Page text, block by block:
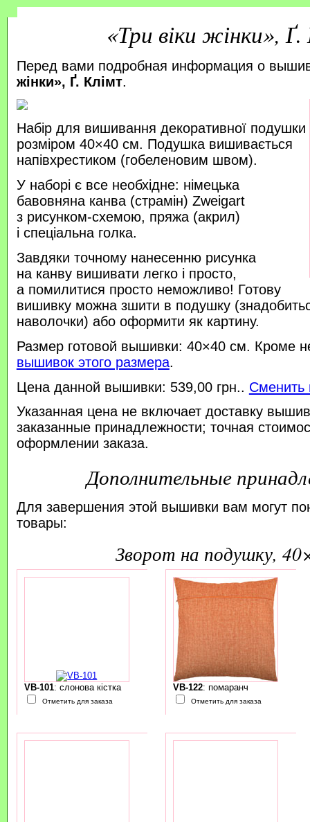
«Три віки жінки»,
Перед вами подробная информация о
жінки», Ґ. Клімт.
Набір для вишивання декоративної подушки
розміром 40×40 см. Подушка вишивається
напівхрестиком (гобеленовим швом).
У наборі є все необхідне: німецька
бавовняна канва (страмін) Zweigart
з рисунком-схемою, пряжа (акрил)
і спеціальна голка.
Завдяки точному нанесенню рисунка
на канву вишивати легко і просто,
а помилитися просто неможливо! Готову
вишивку можна зшити в подушку
наволочки) або оформити як картину.
Размер готовой вышивки: 40×40 см. Кроме
вышивок этого размера.
Цена данной вышивки: 539,00 грн.. Сменить
Указанная цена не включает доставку
заказанные принадлежности; точная
оформлении заказа.
Дополнительные
Для завершения этой вышивки вам могут
товары:
зворот на подушку,
VB-101: слонова кістка
Отметить для заказа
VB-122: помаранч
Отметить для заказа